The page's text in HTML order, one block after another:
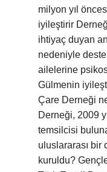
milyon yıl
iyileştirir
ihtiyaç duyan
nedeniyle
ailelerine
Gülmenin
Çare Derneği
Derneği, 2009
temsilcisi
uluslararası bir
kuruldu?